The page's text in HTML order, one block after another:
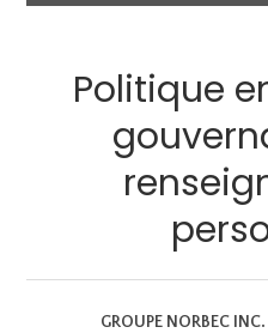
Politique
GROUPE NORBEC